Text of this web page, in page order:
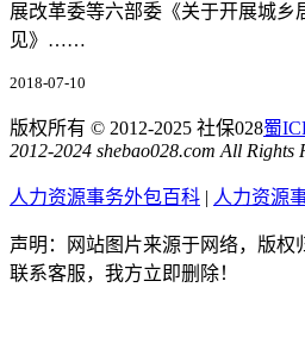
展改革委等六部委《关于开展城乡
见》……
2018-07-10
版权所有 © 2012-2025 社保028蜀
2012-2024 shebao028.com All Rights
人力资源事务外包百科 人力资源
声明：网站图片来源于网络，版权
联系客服，我方立即删除！